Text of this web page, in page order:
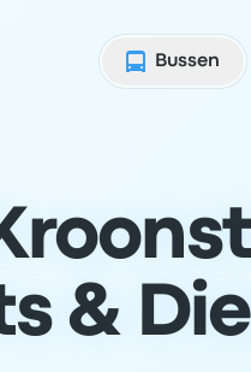
Bussen
&